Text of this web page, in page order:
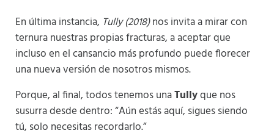
En última instancia, Tully (2018)nos invita a mirar con
ternura nuestras propias fracturas, a aceptar que
incluso en el cansancio más profundo puede florecer
una nueva versión de nosotros mismos.
Porque, al final, todos tenemos unaTullyque nos
susurra desde dentro: “Aún estás aquí, sigues siendo
tú, solo necesitas recordarlo.”